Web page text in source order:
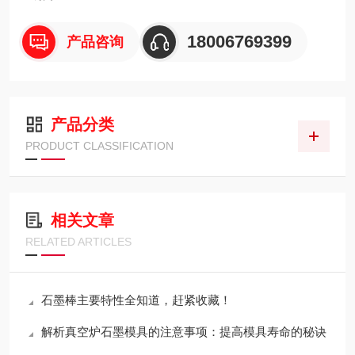
产品咨询 18006769399
产品分类
PRODUCT CLASSIFICATION
相关文章
RELATED ARTICLES
石墨棒主要特性全知道，赶紧收藏！
解析真空炉石墨模具的注意事项：提高模具寿命的秘诀